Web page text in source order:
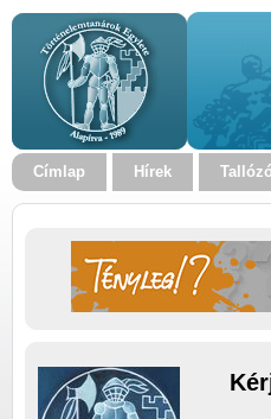
Címlap Hírek